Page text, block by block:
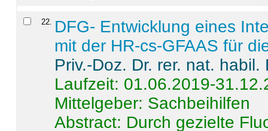
22
DFG- Entwicklung eines
mit der HR-cs-GFAAS für
Priv.-Doz. Dr. rer. nat.
Laufzeit: 01.06.2019-
Mittelgeber: Sachbeihilfen
Abstract: Durch gezielte